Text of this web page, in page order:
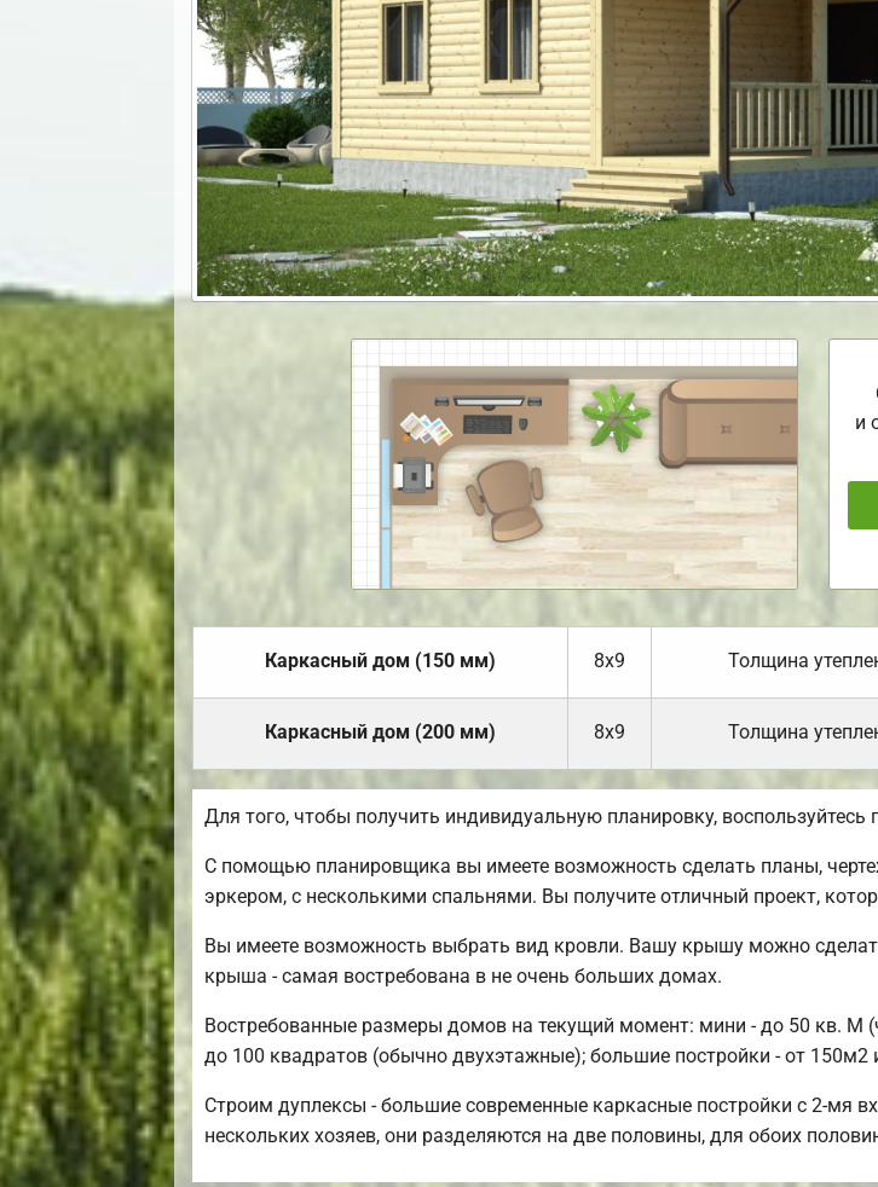
и
Каркасный дом (150 мм) 8х9 Толщина
Каркасный дом (200 мм) 8х9 Толщина
Для того, чтобы получить индивидуальную планировку,
С помощью планировщика вы имеете возможность сделать планы,
эркером, с несколькими спальнями. Вы получите отличный проект,
Вы имеете возможность выбрать вид кровли. Вашу крышу можно
крыша - самая востребована в не очень больших домах.
Востребованные размеры домов на текущий момент: мини - до 50 кв. М
до 100 квадратов (обычно двухэтажные); большие постройки - от 150м2
Строим дуплексы - большие современные каркасные постройки с 2-мя
нескольких хозяев, они разделяются на две половины, для обоих